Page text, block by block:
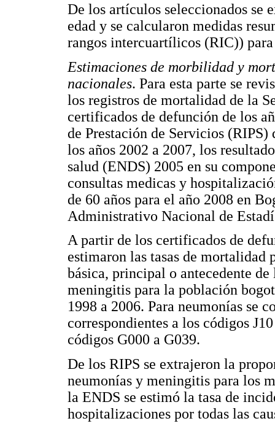
De los artículos seleccionados se
edad y se calcularon medidas
rangos intercuartílicos (RIC))
Estimaciones de morbilidad y
nacionales. Para esta parte se
los registros de mortalidad de la
certificados de defunción de los
de Prestación de Servicios
los años 2002 a 2007, los
salud (ENDS) 2005 en su
consultas medicas y
de 60 años para el año 2008 en
Administrativo Nacional de
A partir de los certificados de
estimaron las tasas de mortalidad
básica, principal o antecedente
meningitis para la población
1998 a 2006. Para neumonías se
correspondientes a los códigos
códigos G000 a G039.
De los RIPS se extrajeron la
neumonías y meningitis para los
la ENDS se estimó la tasa de
hospitalizaciones por todas las